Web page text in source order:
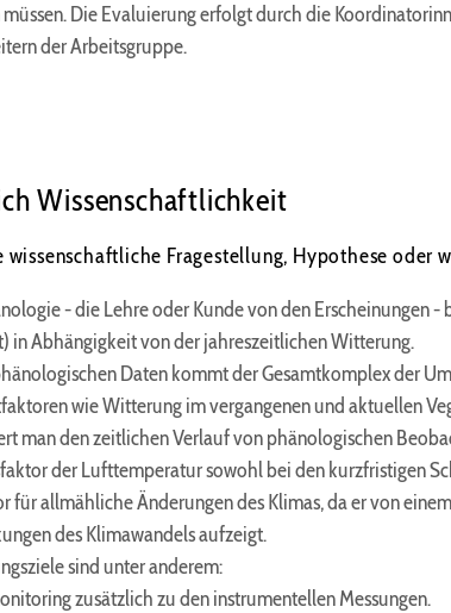
Die Evaluierung erfolgt durch die
der Arbeitsgruppe.
Wissenschaftlichkeit
wissenschaftliche Fragestellung, Hypothese
- die Lehre oder Kunde von den Erscheinungen
in Abhängigkeit von der jahreszeitlichen Witterung.
Daten kommt der Gesamtkomplex der
wie Witterung im vergangenen und aktuellen
man den zeitlichen Verlauf von phänologischen
der Lufttemperatur sowohl bei den kurzfristigen
für allmähliche Änderungen des Klimas, da er von
des Klimawandels aufzeigt.
sind unter anderem:
zusätzlich zu den instrumentellen Messungen.
Medien Cookies gesetzt.